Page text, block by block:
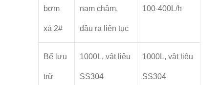
bơm
xả 2#
nam châm,
đầu ra liên tục
100-400L/h
Bể lưu
trữ
1000L, vật liệu
SS304
1000L, vật liệu
SS304